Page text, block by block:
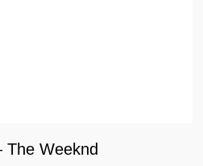
The Weeknd